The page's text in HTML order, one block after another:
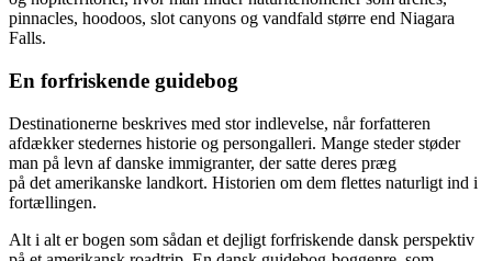
pinnacles, hoodoos, slot canyons og vandfald større end Niagara
Falls.
En forfriskende guidebog
Destinationerne beskrives med stor indlevelse, når forfatteren
afdækker stedernes historie og persongalleri. Mange steder støder
man på levn af danske immigranter, der satte deres præg
på det amerikanske landkort. Historien om dem flettes naturligt ind i
fortællingen.
Alt i alt er bogen som sådan et dejligt forfriskende dansk perspektiv